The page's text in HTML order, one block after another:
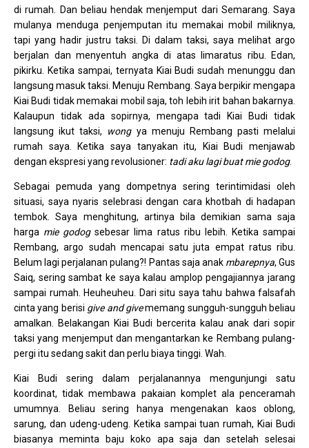
di rumah. Dan beliau hendak menjemput dari Semarang. Saya
mulanya menduga penjemputan itu memakai mobil miliknya,
tapi yang hadir justru taksi. Di dalam taksi, saya melihat argo
berjalan dan menyentuh angka di atas limaratus ribu. Edan,
pikirku. Ketika sampai, ternyata Kiai Budi sudah menunggu dan
langsung masuk taksi. Menuju Rembang. Saya berpikir mengapa
Kiai Budi tidak memakai mobil saja, toh lebih irit bahan bakarnya.
Kalaupun tidak ada sopirnya, mengapa tadi Kiai Budi tidak
langsung ikut taksi,
wongya menuju Rembang pasti melalui
rumah saya. Ketika saya tanyakan itu, Kiai Budi menjawab
dengan ekspresi yang revolusioner: tadi aku lagi buat mie godog.
Sebagai pemuda yang dompetnya sering terintimidasi oleh
situasi, saya nyaris selebrasi dengan cara khotbah di hadapan
tembok. Saya menghitung, artinya bila demikian sama saja
harga mie godogsebesar lima ratus ribu lebih. Ketika sampai
Rembang, argo sudah mencapai satu juta empat ratus ribu.
Belum lagi perjalanan pulang?! Pantas saja anak mbarepnya, Gus
Saiq, sering sambat ke saya kalau amplop pengajiannya jarang
sampai rumah. Heuheuheu. Dari situ saya tahu bahwa falsafah
cinta yang berisi give and givememang sungguh-sungguh beliau
amalkan. Belakangan Kiai Budi bercerita kalau anak dari sopir
taksi yang menjemput dan mengantarkan ke Rembang pulang-
pergi itu sedang sakit dan perlu biaya tinggi. Wah.
Kiai Budi sering dalam perjalanannya mengunjungi satu
koordinat, tidak membawa pakaian komplet ala penceramah
umumnya. Beliau sering hanya mengenakan kaos oblong,
sarung, dan udeng-udeng. Ketika sampai tuan rumah, Kiai Budi
biasanya meminta baju koko apa saja dan setelah selesai